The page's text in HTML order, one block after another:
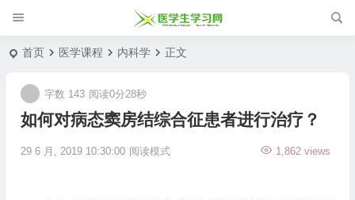
首页 医学课程 内科学 正文
如何对病态窦房结综合征患者进行治疗？
29 6 月, 2019 10:30:00 1,862 views
字数 143 阅读0分28秒
阅读模式